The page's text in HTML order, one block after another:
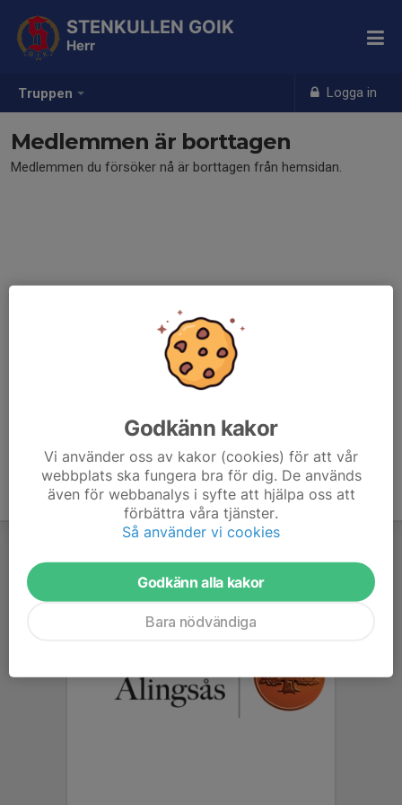
Truppen Logga in
STENKULLEN GOIK
Herr
Medlemmen är borttagen
Medlemmen du försöker nå är borttagen från hemsidan.
Godkänn kakor
Vi använder oss av kakor (cookies) för att vår
webbplats ska fungera bra för dig. De används
även för webbanalys i syfte att hjälpa oss att
förbättra våra tjänster.
Så använder vi cookies
Godkänn alla kakor
Bara nödvändiga